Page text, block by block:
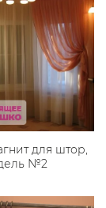
для штор,
№2